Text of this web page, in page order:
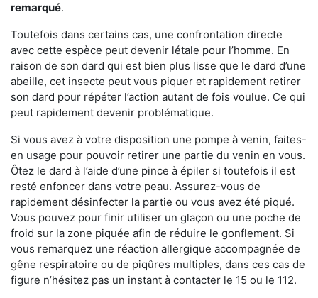
remarqué.
Toutefois dans certains cas, une confrontation directe
avec cette espèce peut devenir létale pour l’homme. En
raison de son dard qui est bien plus lisse que le dard d’une
abeille, cet insecte peut vous piquer et rapidement retirer
son dard pour répéter l’action autant de fois voulue. Ce qui
peut rapidement devenir problématique.
Si vous avez à votre disposition une pompe à venin, faites-
en usage pour pouvoir retirer une partie du venin en vous.
Ôtez le dard à l’aide d’une pince à épiler si toutefois il est
resté enfoncer dans votre peau. Assurez-vous de
rapidement désinfecter la partie ou vous avez été piqué.
Vous pouvez pour finir utiliser un glaçon ou une poche de
froid sur la zone piquée afin de réduire le gonflement. Si
vous remarquez une réaction allergique accompagnée de
gêne respiratoire ou de piqûres multiples, dans ces cas de
figure n’hésitez pas un instant à contacter le 15 ou le 112.